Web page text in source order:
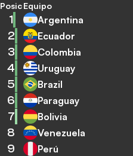
PosiciónEquipo
1 Argentina
2 Ecuador
3 Colombia
4 Uruguay
5 Brazil
6 Paraguay
7 Bolivia
8 Venezuela
9 Perú